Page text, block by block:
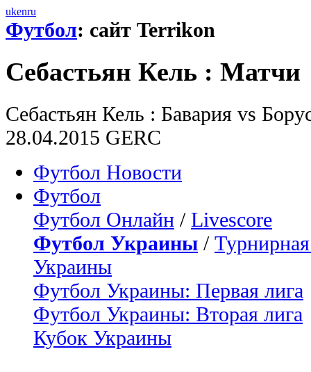
ukenru
Футбол: сайт Terrikon
Себастьян Кель : Матчи
Себастьян Кель : Бавария vs
28.04.2015 GERC
Футбол Новости
Футбол
Футбол Онлайн / Livescore
Футбол Украины /
Украины
Футбол Украины: Первая лига
Футбол Украины: Вторая лига
Кубок Украины